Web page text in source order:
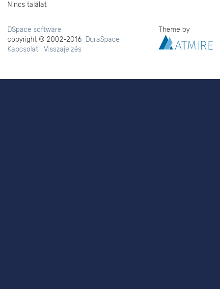
Nincs találat
DSpace software
copyright © 2002-2016 DuraSpace
Kapcsolat
Visszajelzés
Theme by